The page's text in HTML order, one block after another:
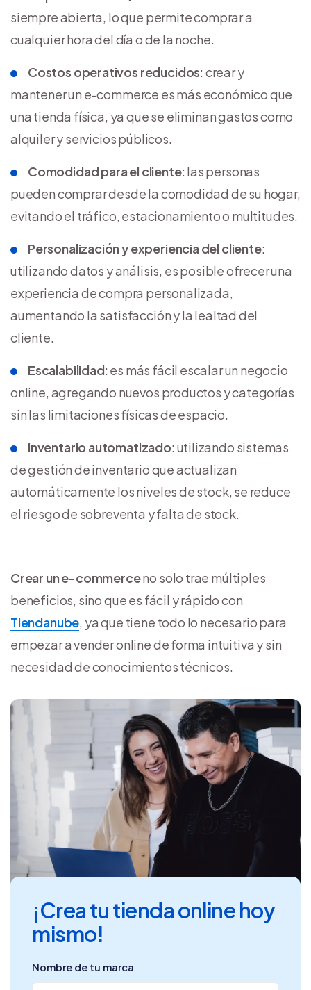
siempre abierta, lo que permite comprar a
cualquier hora del día o de la noche.
Costos operativos reducidos: crear y
mantener un e-commerce es más económico que
una tienda física, ya que se eliminan gastos como
alquiler y servicios públicos.
Comodidad para el cliente: las personas
pueden comprar desde la comodidad de su hogar,
evitando el tráfico, estacionamiento o multitudes.
Personalización y experiencia del cliente:
utilizando datos y análisis, es posible ofrecer una
experiencia de compra personalizada,
aumentando la satisfacción y la lealtad del
cliente.
Escalabilidad: es más fácil escalar un negocio
online, agregando nuevos productos y categorías
sin las limitaciones físicas de espacio.
Inventario automatizado: utilizando sistemas
de gestión de inventario que actualizan
automáticamente los niveles de stock, se reduce
el riesgo de sobreventa y falta de stock.
Crear un e-commerceno solo trae múltiples
beneficios, sino que es fácil y rápido con
Tiendanube, ya que tiene todo lo necesario para
empezar a vender online de forma intuitiva y sin
necesidad de conocimientos técnicos.
¡Crea tu tienda online hoy
mismo!
Nombre de tu marca